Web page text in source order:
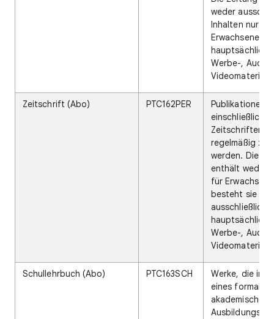
weder
Inhalten nur für
Erwachsene
hauptsächlich
Werbe-,
Videomaterial.
Zeitschrift (Abo) PTC162PER
Publikationen,
einschließlich
Zeitschriften,
regelmäßig
werden. Die
enthält weder
für
besteht sie
ausschließlich
hauptsächlich
Werbe-,
Videomaterial.
Schullehrbuch (Abo) PTC163SCH
Werke, die im
eines formalen
akademischen